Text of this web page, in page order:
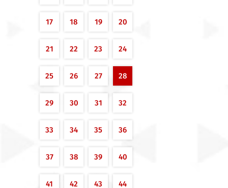
17 18 19 20
21 22 23 24
25 26 27 28
29 30 31 32
33 34 35 36
37 38 39 40
41 42 43 44